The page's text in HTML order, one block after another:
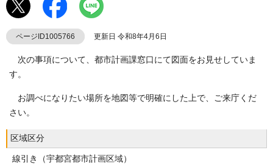
ページID1005766 更新日 令和8年4月6日
次の事項について、都市計画課窓口にて図面をお見せしていま
す。
お調べになりたい場所を地図等で明確にした上で、ご来庁くだ
さい。
区域区分
線引き（宇都宮都市計画区域）